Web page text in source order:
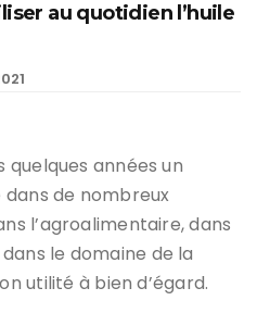
au quotidien l’huile
quelques années un
de nombreux
l’agroalimentaire, dans
le domaine de la
utilité à bien d’égard.